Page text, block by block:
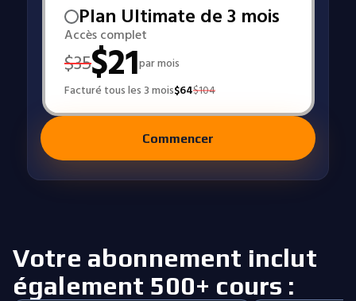
Plan Ultimate de 3 mois
Accès complet
$35$21par mois
Facturé tous les 3 mois$64$104
Commencer
Votre abonnement inclut
également 500+ cours :